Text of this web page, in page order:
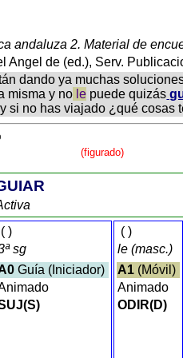
andaluza 2. Material de
Angel de (ed.), Serv.
dando ya muchas
misma y no le puede quizás
si no has viajado ¿qué cosas
(figurado)
( )
sg
Guía (Iniciador)
( )
le (masc.)
A1 (Móvil)
Animado
ODIR(D)